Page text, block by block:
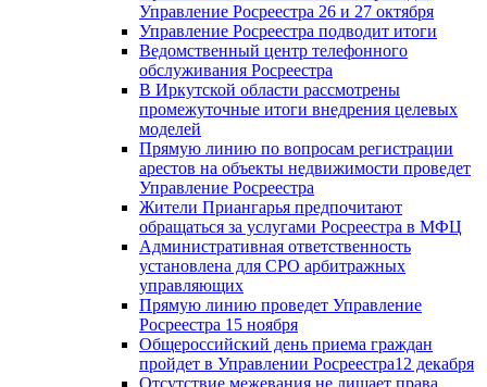
Управление Росреестра 26 и 27 октября
Управление Росреестра подводит итоги
Ведомственный центр телефонного
обслуживания Росреестра
В Иркутской области рассмотрены
промежуточные итоги внедрения целевых
моделей
Прямую линию по вопросам регистрации
арестов на объекты недвижимости проведет
Управление Росреестра
Жители Приангарья предпочитают
обращаться за услугами Росреестра в МФЦ
Административная ответственность
установлена для СРО арбитражных
управляющих
Прямую линию проведет Управление
Росреестра 15 ноября
Общероссийский день приема граждан
пройдет в Управлении Росреестра12 декабря
Отсутствие межевания не лишает права